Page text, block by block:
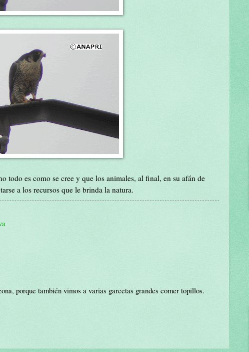
todo es como se cree y que los animales, al final, en su afán de
a los recursos que le brinda la natura.
porque también vimos a varias garcetas grandes comer topillos.